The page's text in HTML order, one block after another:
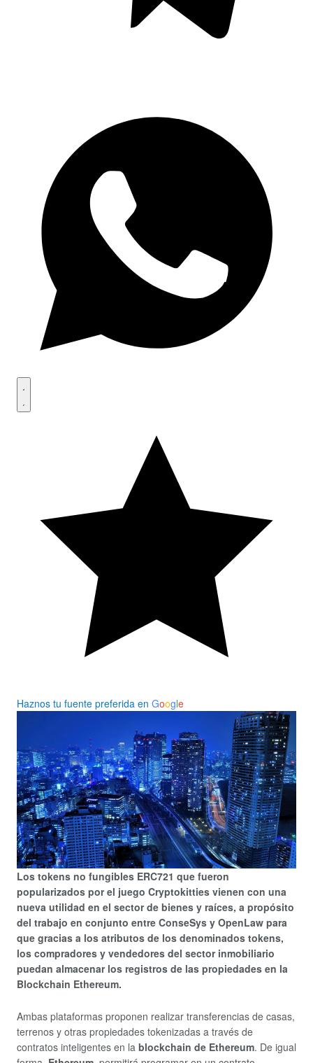
Haznos tu fuente preferida en Google
Los tokens no fungibles ERC721 que fueron
popularizados por el juego Cryptokitties vienen con una
nueva utilidad en el sector de bienes y raíces, a propósito
del trabajo en conjunto entre ConseSys y OpenLaw para
que gracias a los atributos de los denominados tokens,
los compradores y vendedores del sector inmobiliario
puedan almacenar los registros de las propiedades en la
Blockchain Ethereum.
Ambas plataformas proponen realizar transferencias de casas,
terrenos y otras propiedades tokenizadas a través de
contratos inteligentes en la blockchain de Ethereum. De igual